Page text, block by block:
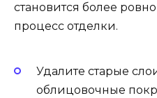
становится более
процесс отделки.
Удалите старые
облицовочные